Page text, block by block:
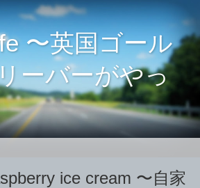
〜英国ゴール
ーバーがやっ
ice cream 〜自家